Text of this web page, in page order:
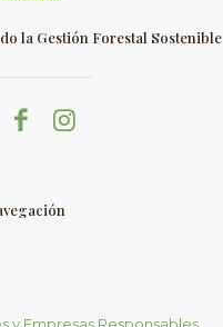
la Gestión Forestal Sostenible